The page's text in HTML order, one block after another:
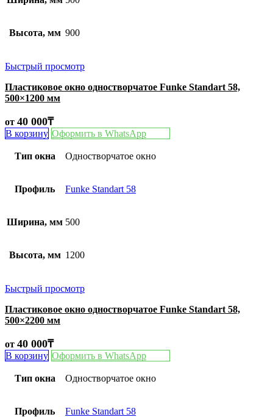
Высота, мм 900
Быстрый просмотр
Пластиковое окно одностворчатое Funke Standart 58,
500×1200 мм
от 40 000₸
В корзину Оформить в WhatsApp
Тип окна Одностворчатое окно
Профиль Funke Standart 58
Ширина, мм 500
Высота, мм 1200
Быстрый просмотр
Пластиковое окно одностворчатое Funke Standart 58,
500×2200 мм
от 40 000₸
В корзину Оформить в WhatsApp
Тип окна Одностворчатое окно
Профиль Funke Standart 58